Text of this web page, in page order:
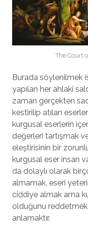
The Court
Burada söylenilmek
yapılan her ahlaki
zaman gerçekten
kestirilip atılan
kurgusal eserlerin
değerleri tartışmak
eleştirisinin bir
kurgusal eser insan
da dolaylı olarak
almamak, eseri
ciddiye almak ama
olduğunu
anlamaktır.